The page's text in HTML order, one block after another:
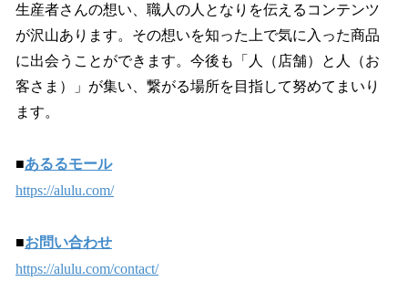
生産者さんの想い、職人の人となりを伝えるコンテンツ
が沢山あります。その想いを知った上で気に入った商品
に出会うことができます。今後も「人（店舗）と人（お
客さま）」が集い、繋がる場所を目指して努めてまいり
ます。
■あるるモール
https://alulu.com/
■お問い合わせ
https://alulu.com/contact/